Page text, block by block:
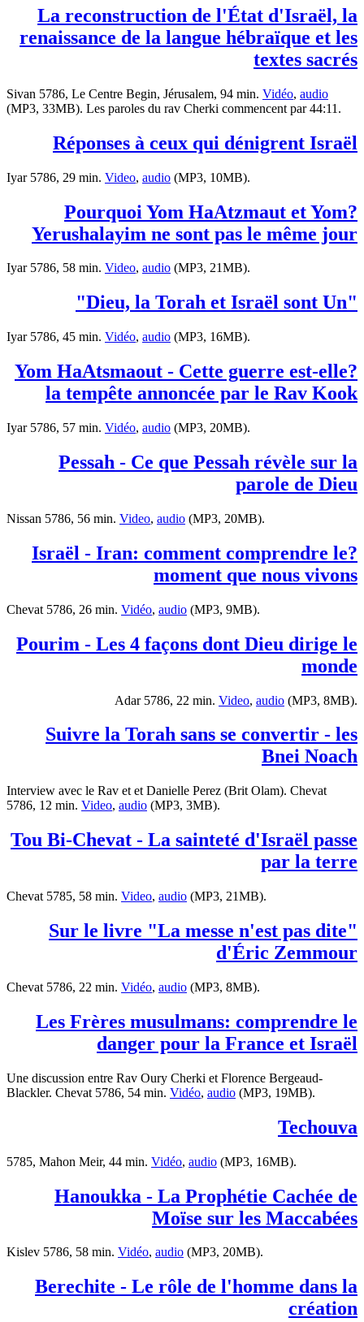
La reconstruction de l'État d'Israël, la
renaissance de la langue hébraïque et les
textes sacrés
Sivan 5786, Le Centre Begin, Jérusalem, 94 min. Vidéo, audio
(MP3, 33MB). Les paroles du rav Cherki commencent par 44:11.
Réponses à ceux qui dénigrent Israël
Iyar 5786, 29 min. Video, audio (MP3, 10MB).
?Pourquoi Yom HaAtzmaut et Yom
Yerushalayim ne sont pas le même jour
Iyar 5786, 58 min. Video, audio (MP3, 21MB).
"Dieu, la Torah et Israël sont Un"
Iyar 5786, 45 min. Vidéo, audio (MP3, 16MB).
?Yom HaAtsmaout - Cette guerre est-elle
la tempête annoncée par le Rav Kook
Iyar 5786, 57 min. Vidéo, audio (MP3, 20MB).
Pessah - Ce que Pessah révèle sur la
parole de Dieu
Nissan 5786, 56 min. Video, audio (MP3, 20MB).
?Israël - Iran: comment comprendre le
moment que nous vivons
Chevat 5786, 26 min. Vidéo, audio (MP3, 9MB).
Pourim - Les 4 façons dont Dieu dirige le
monde
Adar 5786, 22 min. Video, audio (MP3, 8MB).
Suivre la Torah sans se convertir - les
Bnei Noach
Interview avec le Rav et et Danielle Perez (Brit Olam). Chevat
5786, 12 min. Video, audio (MP3, 3MB).
Tou Bi-Chevat - La sainteté d'Israël passe
par la terre
Chevat 5785, 58 min. Video, audio (MP3, 21MB).
Sur le livre "La messe n'est pas dite"
d'Éric Zemmour
Chevat 5786, 22 min. Vidéo, audio (MP3, 8MB).
Les Frères musulmans: comprendre le
danger pour la France et Israël
Une discussion entre Rav Oury Cherki et Florence Bergeaud-
Blackler. Chevat 5786, 54 min. Vidéo, audio (MP3, 19MB).
Techouva
5785, Mahon Meir, 44 min. Vidéo, audio (MP3, 16MB).
Hanoukka - La Prophétie Cachée de
Moïse sur les Maccabées
Kislev 5786, 58 min. Vidéo, audio (MP3, 20MB).
Berechite - Le rôle de l'homme dans la
création